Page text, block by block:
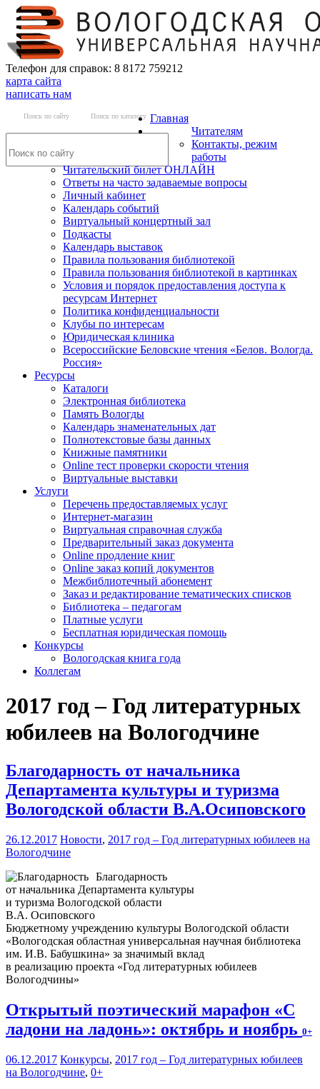
Телефон для справок: 8 8172 759212
карта сайта
написать нам
Поиск по сайту Поиск по каталогу Главная
Читателям
Контакты, режим
работы
Читательский билет ОНЛАЙН
Ответы на часто задаваемые вопросы
Личный кабинет
Календарь событий
Виртуальный концертный зал
Подкасты
Календарь выставок
Правила пользования библиотекой
Правила пользования библиотекой в картинках
Условия и порядок предоставления доступа к
ресурсам Интернет
Политика конфиденциальности
Клубы по интересам
Юридическая клиника
Всероссийские Беловские чтения «Белов. Вологда.
Россия»
Ресурсы
Каталоги
Электронная библиотека
Память Вологды
Календарь знаменательных дат
Полнотекстовые базы данных
Книжные памятники
Online тест проверки скорости чтения
Виртуальные выставки
Услуги
Перечень предоставляемых услуг
Интернет-магазин
Виртуальная справочная служба
Предварительный заказ документа
Online продление книг
Online заказ копий документов
Межбиблиотечный абонемент
Заказ и редактирование тематических списков
Библиотека – педагогам
Платные услуги
Бесплатная юридическая помощь
Конкурсы
Вологодская книга года
Коллегам
2017 год – Год литературных
юбилеев на Вологодчине
Благодарность от начальника
Департамента культуры и туризма
Вологодской области В.А.Осиповского
26.12.2017 Новости, 2017 год – Год литературных юбилеев на
Вологодчине
Благодарность
от начальника Департамента культуры
и туризма Вологодской области
В.А. Осиповского
Бюджетному учреждению культуры Вологодской области
«Вологодская областная универсальная научная библиотека
им. И.В. Бабушкина» за значимый вклад
в реализацию проекта «Год литературных юбилеев
Вологодчины»
Открытый поэтический марафон «С
ладони на ладонь»: октябрь и ноябрь 0+
06.12.2017 Конкурсы, 2017 год – Год литературных юбилеев
на Вологодчине, 0+